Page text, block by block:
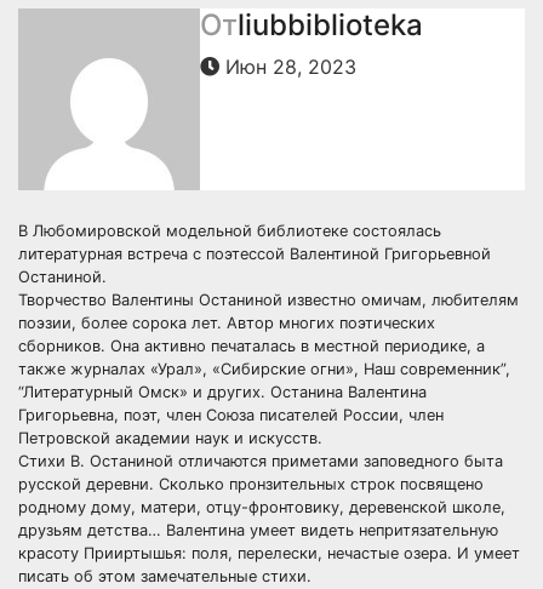
Отliubbiblioteka
Июн 28, 2023
В Любомировской модельной библиотеке состоялась
литературная встреча с поэтессой Валентиной Григорьевной
Останиной.
Творчество Валентины Останиной известно омичам, любителям
поэзии, более сорока лет. Автор многих поэтических
сборников. Она активно печаталась в местной периодике, а
также журналах «Урал», «Сибирские огни», Наш современник”,
“Литературный Омск» и других. Останина Валентина
Григорьевна, поэт, член Союза писателей России, член
Петровской академии наук и искусств.
Стихи В. Останиной отличаются приметами заповедного быта
русской деревни. Сколько пронзительных строк посвящено
родному дому, матери, отцу-фронтовику, деревенской школе,
друзьям детства… Валентина умеет видеть непритязательную
красоту Прииртышья: поля, перелески, нечастые озера. И умеет
писать об этом замечательные стихи.